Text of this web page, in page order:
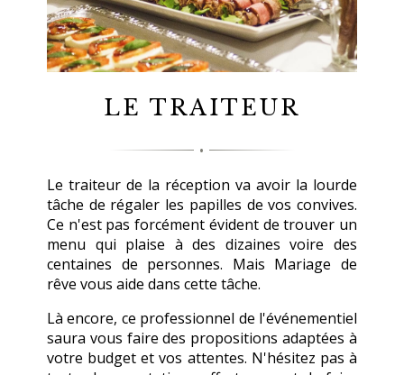
LE TRAITEUR
Le traiteur de la réception va avoir la lourde
tâche de régaler les papilles de vos convives.
Ce n'est pas forcément évident de trouver un
menu qui plaise à des dizaines voire des
centaines de personnes. Mais Mariage de
rêve vous aide dans cette tâche.
Là encore, ce professionnel de l'événementiel
saura vous faire des propositions adaptées à
votre budget et vos attentes. N'hésitez pas à